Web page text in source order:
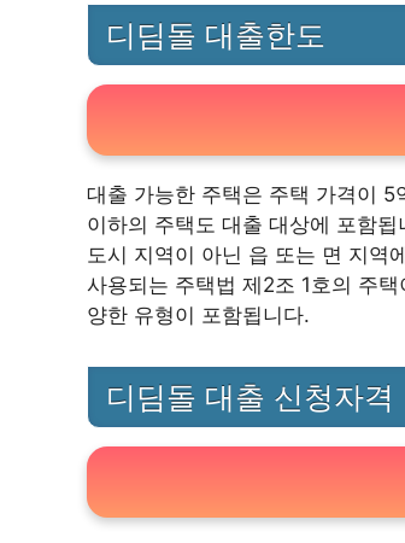
디딤돌 대출한도
대출 가능한 주택은 주택 가격이
이하의 주택도 대출 대상에 포함
도시 지역이 아닌 읍 또는 면 지역
사용되는 주택법 제2조 1호의 주
양한 유형이 포함됩니다.
디딤돌 대출 신청자격